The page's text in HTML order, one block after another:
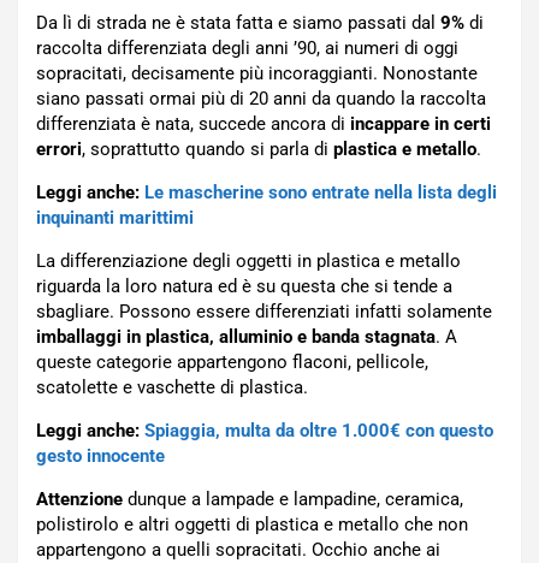
Da lì di strada ne è stata fatta e siamo passati dal 9% di
raccolta differenziata degli anni ’90, ai numeri di oggi
sopracitati, decisamente più incoraggianti. Nonostante
siano passati ormai più di 20 anni da quando la raccolta
differenziata è nata, succede ancora di incappare in certi
errori, soprattutto quando si parla di plastica e metallo.
Leggi anche: Le mascherine sono entrate nella lista degli
inquinanti marittimi
La differenziazione degli oggetti in plastica e metallo
riguarda la loro natura ed è su questa che si tende a
sbagliare. Possono essere differenziati infatti solamente
imballaggi in plastica, alluminio e banda stagnata. A
queste categorie appartengono flaconi, pellicole,
scatolette e vaschette di plastica.
Leggi anche: Spiaggia, multa da oltre 1.000€ con questo
gesto innocente
Attenzione dunque a lampade e lampadine, ceramica,
polistirolo e altri oggetti di plastica e metallo che non
appartengono a quelli sopracitati. Occhio anche ai